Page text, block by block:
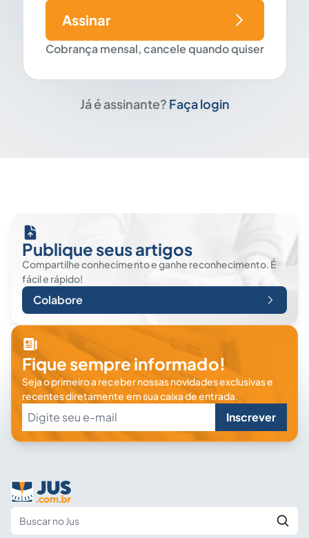
Cobrança mensal, cancele quando quiser
Assinar
Já é assinante? Faça login
Publique seus artigos
Compartilhe conhecimento e ganhe reconhecimento. É
fácil e rápido!
Colabore
Fique sempre informado!
Seja o primeiro a receber nossas novidades exclusivas e
recentes diretamente em sua caixa de entrada.
Inscrever